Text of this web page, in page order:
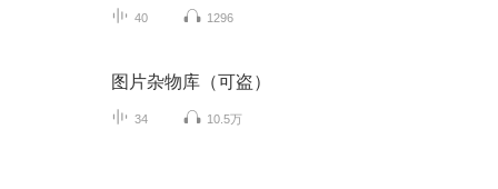
40 1296
图片杂物库（可盗）
34 10.5万